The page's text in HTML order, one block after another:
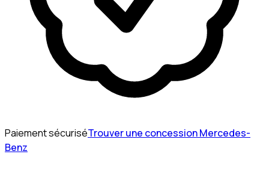
Paiement sécuriséTrouver une concession Mercedes-
Benz